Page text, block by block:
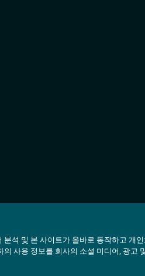
석 및 본 사이트가 올바로 동작하고 개
사용 정보를 회사의 소셜 미디어, 광고